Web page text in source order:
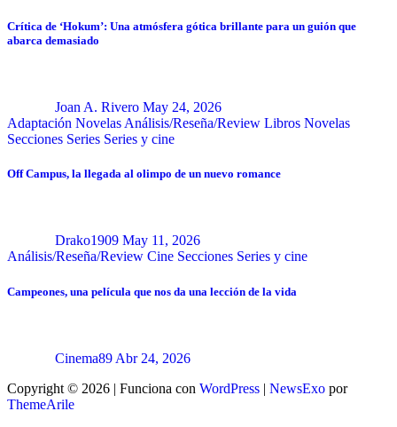
Crítica de ‘Hokum’: Una atmósfera gótica brillante para un guión que
abarca demasiado
Joan A. Rivero May 24, 2026
Adaptación Novelas Análisis/Reseña/Review Libros Novelas
Secciones Series Series y cine
Off Campus, la llegada al olimpo de un nuevo romance
Drako1909 May 11, 2026
Análisis/Reseña/Review Cine Secciones Series y cine
Campeones, una película que nos da una lección de la vida
Cinema89 Abr 24, 2026
Copyright © 2026 | Funciona con WordPress | NewsExo por
ThemeArile